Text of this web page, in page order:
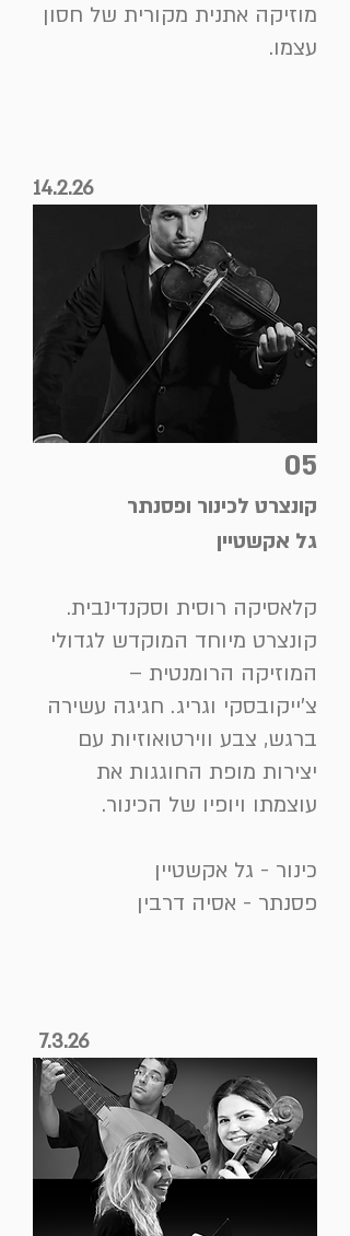
מוזיקה אתנית מקורית של חסון
עצמו.
14.2.26
05
קונצרט לכינור ופסנתר
גל אקשטיין
קלאסיקה רוסית וסקנדינבית.
קונצרט מיוחד המוקדש לגדולי
המוזיקה הרומנטית –
צ'ייקובסקי וגריג. חגיגה עשירה
ברגש, צבע ווירטואוזיות עם
יצירות מופת החוגגות את
עוצמתו ויופיו של הכינור.
כינור - גל אקשטיין
פסנתר - אסיה דרבין
7.3.26